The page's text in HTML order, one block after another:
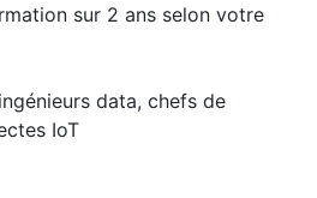
sur 2 ans selon votre
data, chefs de
IoT